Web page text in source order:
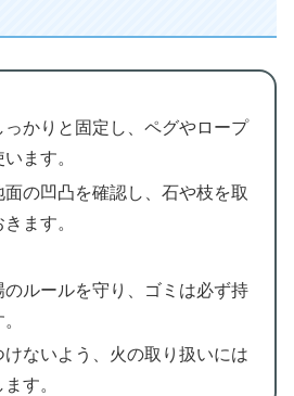
っかりと固定し、ペグやロープ
ます。
面の凹凸を確認し、石や枝を取
ます。
のルールを守り、ゴミは必ず持
けないよう、火の取り扱いには
す。